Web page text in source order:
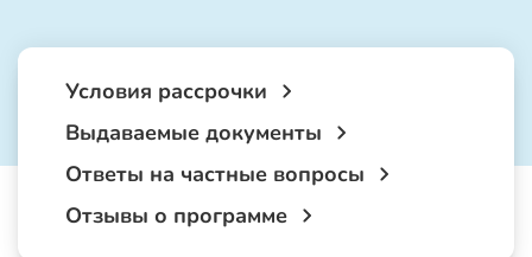
Условия рассрочки
Выдаваемые документы
Ответы на частные вопросы
Отзывы о программе